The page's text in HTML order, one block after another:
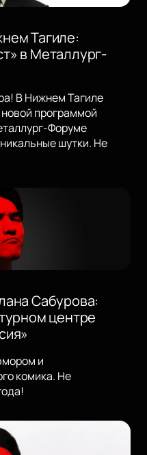
Тагиле:
в Металлург-
В Нижнем Тагиле
программой
Форуме
шутки. Не
Сабурова:
центре
и
комика. Не